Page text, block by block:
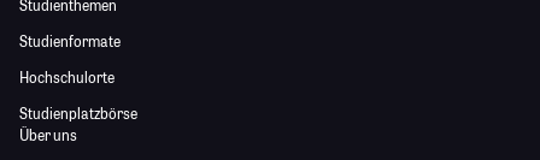
Studienthemen
Studienformate
Hochschulorte
Studienplatzbörse
Über uns